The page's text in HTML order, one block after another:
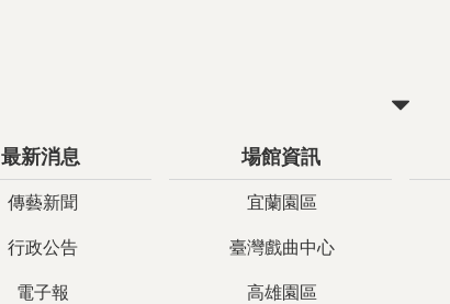
最新消息
傳藝新聞
行政公告
電子報
場館資訊
宜蘭園區
臺灣戲曲中心
高雄園區